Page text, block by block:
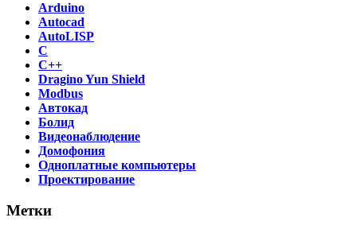
Arduino
Autocad
AutoLISP
C
C++
Dragino Yun Shield
Modbus
Автокад
Болид
Видеонаблюдение
Домофония
Одноплатные компьютеры
Проектирование
Метки